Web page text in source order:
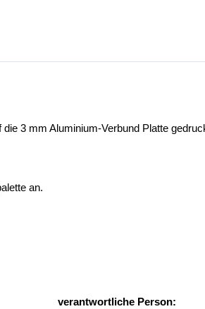
3 mm Aluminium-Verbund Platte
an.
verantwortliche Person: